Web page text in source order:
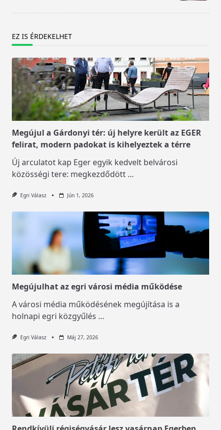
EZ IS ÉRDEKELHET
Megújul a Gárdonyi tér: új helyre került az EGER
felirat, modern padokat is kihelyeztek a térre
Új arculatot kap Eger egyik kedvelt belvárosi
közösségi tere: megkezdődött ...
Egri Válasz Jún 1, 2026
Megújulhat az egri városi média működése
A városi média működésének megújítása is a
holnapi egri közgyűlés ...
Egri Válasz Máj 27, 2026